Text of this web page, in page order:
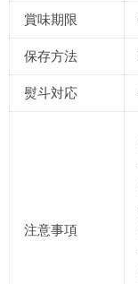
賞味期限
保存方法
熨斗対応
注意事項